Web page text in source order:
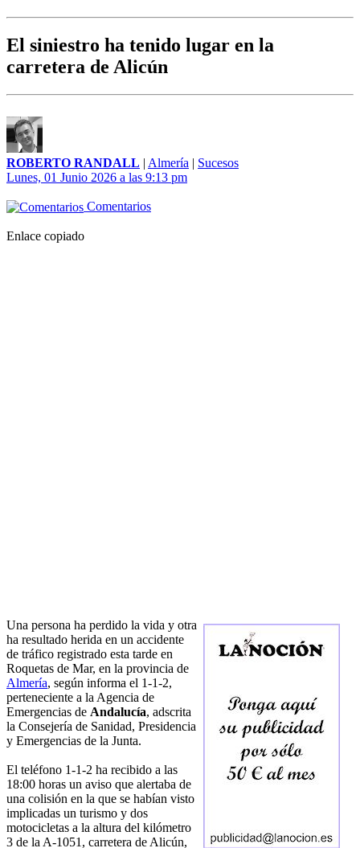
El siniestro ha tenido lugar en la
carretera de Alicún
ROBERTO RANDALL | Almería | Sucesos
Lunes, 01 Junio 2026 a las 9:13 pm
Comentarios
Enlace copiado
Una persona ha perdido la vida y otra
ha resultado herida en un accidente
de tráfico registrado esta tarde en
Roquetas de Mar, en la provincia de
Almería, según informa el 1-1-2,
perteneciente a la Agencia de
Emergencias de Andalucía, adscrita
la Consejería de Sanidad, Presidencia
y Emergencias de la Junta.
El teléfono 1-1-2 ha recibido a las
18:00 horas un aviso que alertaba de
una colisión en la que se habían visto
implicadas un turismo y dos
motocicletas a la altura del kilómetro
3 de la A-1051, carretera de Alicún,